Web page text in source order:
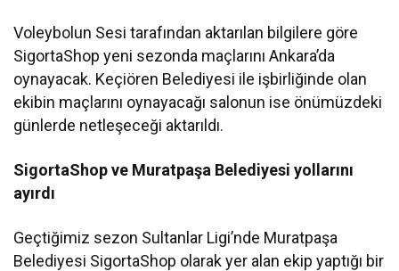
Voleybolun Sesi tarafından aktarılan bilgilere göre
SigortaShop yeni sezonda maçlarını Ankara’da
oynayacak. Keçiören Belediyesi ile işbirliğinde olan
ekibin maçlarını oynayacağı salonun ise önümüzdeki
günlerde netleşeceği aktarıldı.
SigortaShop ve Muratpaşa Belediyesi yollarını
ayırdı
Geçtiğimiz sezon Sultanlar Ligi’nde Muratpaşa
Belediyesi SigortaShop olarak yer alan ekip yaptığı bir